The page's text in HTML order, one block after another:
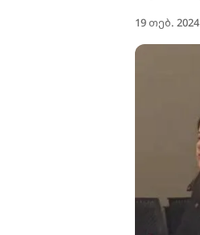
19 თებ. 2024